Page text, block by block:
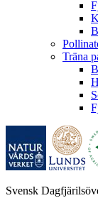
Träna
Svensk